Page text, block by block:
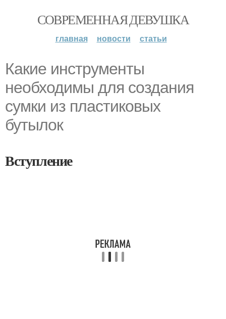
СОВРЕМЕННАЯ ДЕВУШКА
главная новости статьи
Какие инструменты
необходимы для создания
сумки из пластиковых
бутылок
Вступление